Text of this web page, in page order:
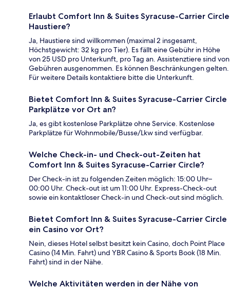
Erlaubt Comfort Inn & Suites Syracuse-Carrier Circle
Haustiere?
Ja, Haustiere sind willkommen (maximal 2 insgesamt,
Höchstgewicht: 32 kg pro Tier). Es fällt eine Gebühr in Höhe
von 25 USD pro Unterkunft, pro Tag an. Assistenztiere sind von
Gebühren ausgenommen. Es können Beschränkungen gelten.
Für weitere Details kontaktiere bitte die Unterkunft.
Bietet Comfort Inn & Suites Syracuse-Carrier Circle
Parkplätze vor Ort an?
Ja, es gibt kostenlose Parkplätze ohne Service. Kostenlose
Parkplätze für Wohnmobile/Busse/Lkw sind verfügbar.
Welche Check-in- und Check-out-Zeiten hat
Comfort Inn & Suites Syracuse-Carrier Circle?
Der Check-in ist zu folgenden Zeiten möglich: 15:00 Uhr–
00:00 Uhr. Check-out ist um 11:00 Uhr. Express-Check-out
sowie ein kontaktloser Check-in und Check-out sind möglich.
Bietet Comfort Inn & Suites Syracuse-Carrier Circle
ein Casino vor Ort?
Nein, dieses Hotel selbst besitzt kein Casino, doch Point Place
Casino (14 Min. Fahrt) und YBR Casino & Sports Book (18 Min.
Fahrt) sind in der Nähe.
Welche Aktivitäten werden in der Nähe von